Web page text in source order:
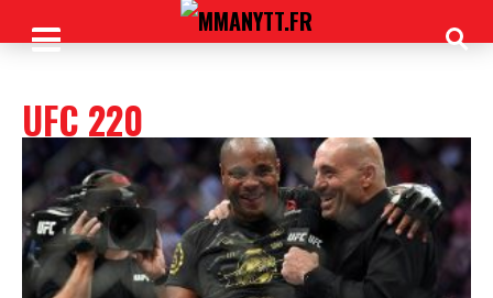
UFC 220